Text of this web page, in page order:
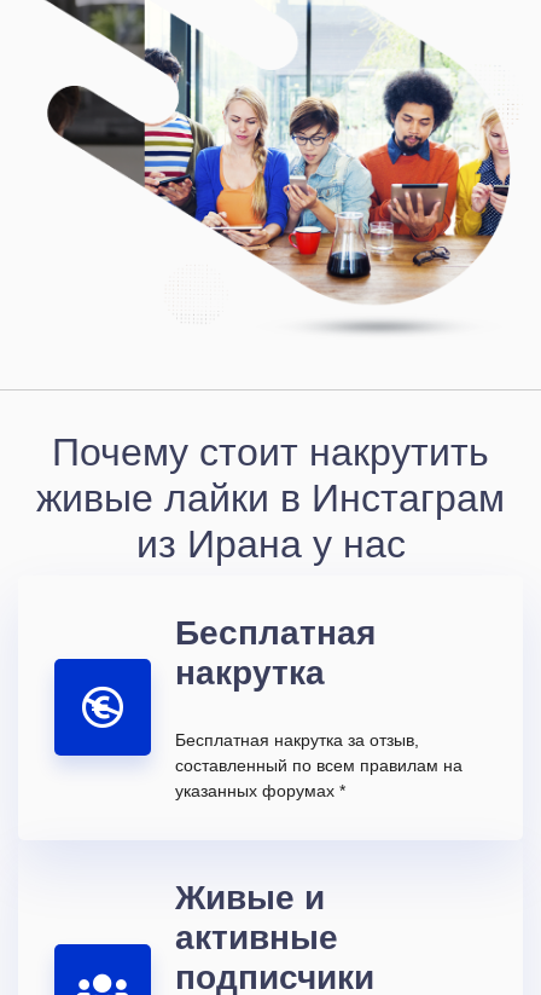
Почему стоит накрутить
живые лайки в Инстаграм
из Ирана у нас
Бесплатная
накрутка
Бесплатная накрутка за отзыв,
составленный по всем правилам на
указанных форумах *
Живые и
активные
подписчики